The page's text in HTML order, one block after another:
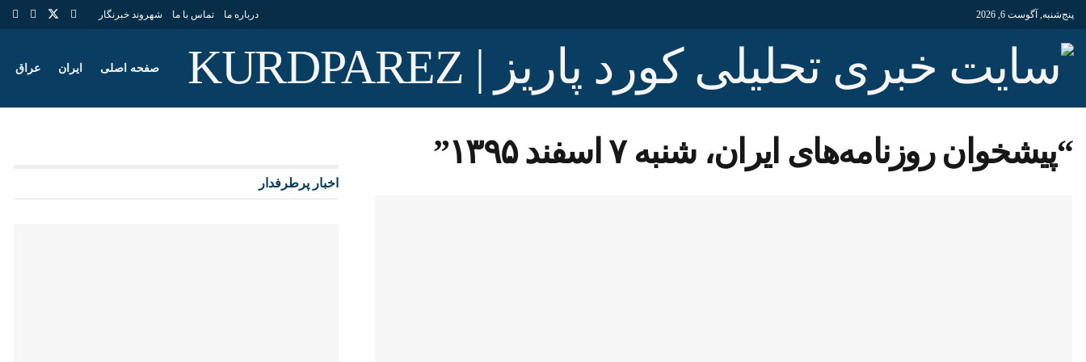
پنج‌شنبه, آگوست 6, 2026 درباره ما تماس با ما شهروند خبرنگار
صفحه اصلی ایران عراق
“پیشخوان روزنامه‌های ایران، شنبه ۷ اسفند ۱۳۹۵”
اخبار پرطرفدار